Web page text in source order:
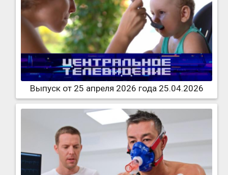
Выпуск от 25 апреля 2026 года 25.04.2026